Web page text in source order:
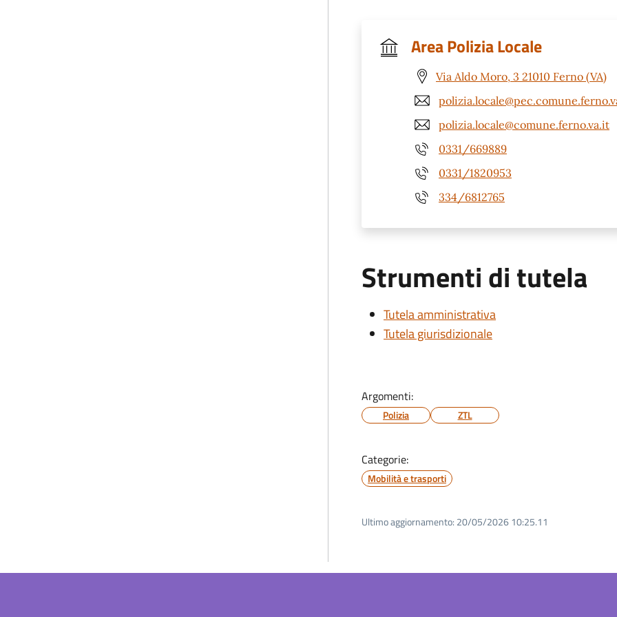
Area Polizia Locale
Via Aldo Moro, 3 21010 Ferno (VA)
polizia.locale@comune.ferno.va.it
0331/669889
0331/1820953
334/6812765
Strumenti di tutela
Tutela amministrativa
Tutela giurisdizionale
Argomenti:
Polizia ZTL
Categorie:
Mobilità e trasporti
Ultimo aggiornamento: 20/05/2026 10:25.11